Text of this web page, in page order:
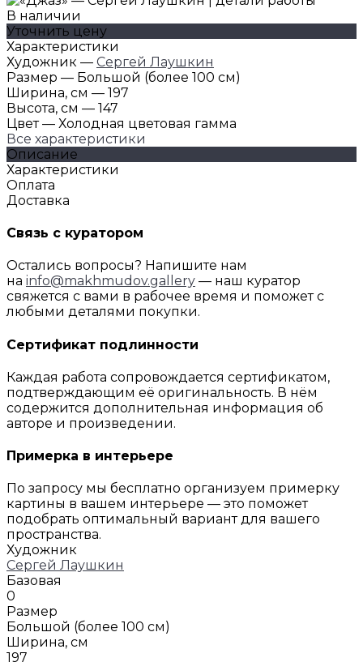
В наличии
Уточнить цену
Характеристики
Художник — Сергей Лаушкин
Размер — Большой (более 100 см)
Ширина, см — 197
Высота, см — 147
Цвет— Холодная цветовая гамма
Все характеристики
Описание
Характеристики
Оплата
Доставка
Связь с куратором
Остались вопросы? Напишите нам
на info@makhmudov.gallery — наш куратор
свяжется с вами в рабочее время и поможет с
любыми деталями покупки.
Сертификат подлинности
Каждая работа сопровождается сертификатом,
подтверждающим её оригинальность. В нём
содержится дополнительная информация об
авторе и произведении.
Примерка в интерьере
По запросу мы бесплатно организуем примерку
картины в вашем интерьере — это поможет
подобрать оптимальный вариант для вашего
пространства.
Художник
Сергей Лаушкин
Базовая
0
Размер
Большой (более 100 см)
Ширина, см
197